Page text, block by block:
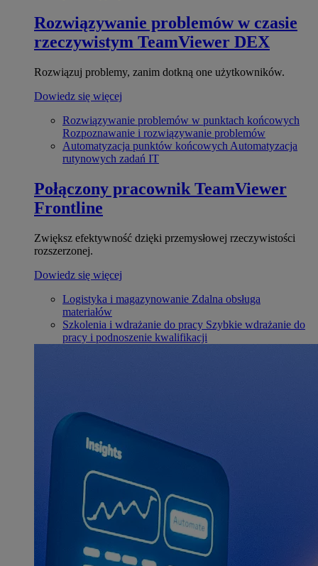
Rozwiązywanie problemów w czasie
rzeczywistym TeamViewer DEX
Rozwiązuj problemy, zanim dotkną one użytkowników.
Dowiedz się więcej
Rozwiązywanie problemów w punktach końcowych
Rozpoznawanie i rozwiązywanie problemów
Automatyzacja punktów końcowych Automatyzacja
rutynowych zadań IT
Połączony pracownik TeamViewer
Frontline
Zwiększ efektywność dzięki przemysłowej rzeczywistości
rozszerzonej.
Dowiedz się więcej
Logistyka i magazynowanie Zdalna obsługa
materiałów
Szkolenia i wdrażanie do pracy Szybkie wdrażanie do
pracy i podnoszenie kwalifikacji